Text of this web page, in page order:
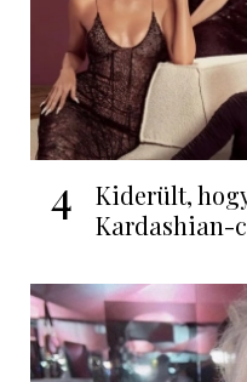
4
Kiderült,
Kardashian-